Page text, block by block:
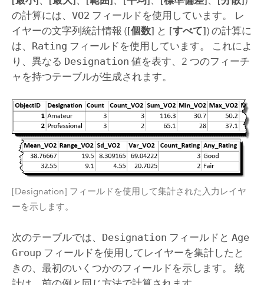
の計算には、 VO2 フィールドを使用しています。 レ
イヤーの文字列統計情報 ([個数] と [すべて]) の計算に
は、 Rating フィールドを使用しています。 これによ
り、異なる Designation 値を表す、2 つのフィーチ
ャを持つテーブルが生成されます。
[Designation] フィールドを使用して集計された入力レイヤ
ーを示します。
次のテーブルでは、 Designation フィールドと Age
Groupフィールドを使用してレイヤーを集計したと
きの、最初のいくつかのフィールドを示します。 統